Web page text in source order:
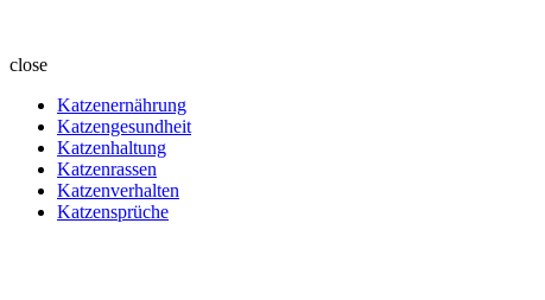
close
Katzenernährung
Katzengesundheit
Katzenhaltung
Katzenrassen
Katzenverhalten
Katzensprüche